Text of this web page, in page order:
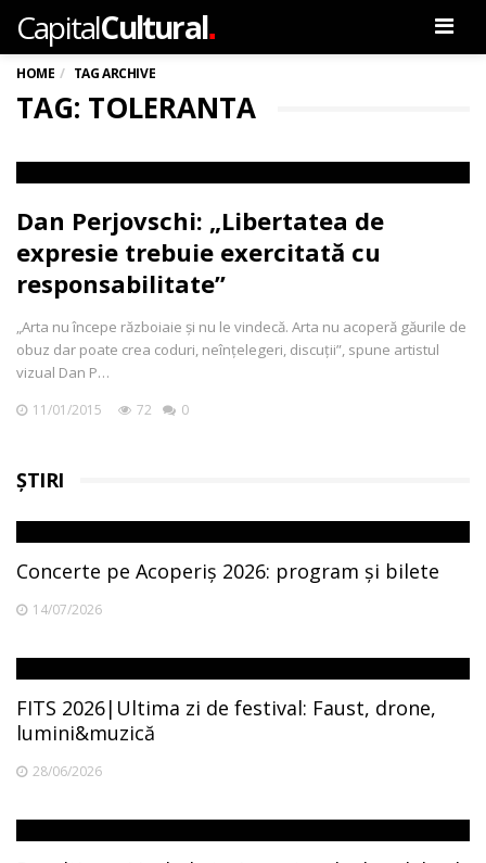
CapitalCultural.
HOME TAG ARCHIVE
TAG: TOLERANTA
Dan Perjovschi: „Libertatea de
expresie trebuie exercitată cu
responsabilitate”
„Arta nu începe războiaie și nu le vindecă. Arta nu acoperă găurile de
obuz dar poate crea coduri, neînțelegeri, discuții”, spune artistul
vizual Dan P…
11/01/2015 72 0
ȘTIRI
Concerte pe Acoperiș 2026: program și bilete
14/07/2026
FITS 2026|Ultima zi de festival: Faust, drone,
lumini&muzică
28/06/2026